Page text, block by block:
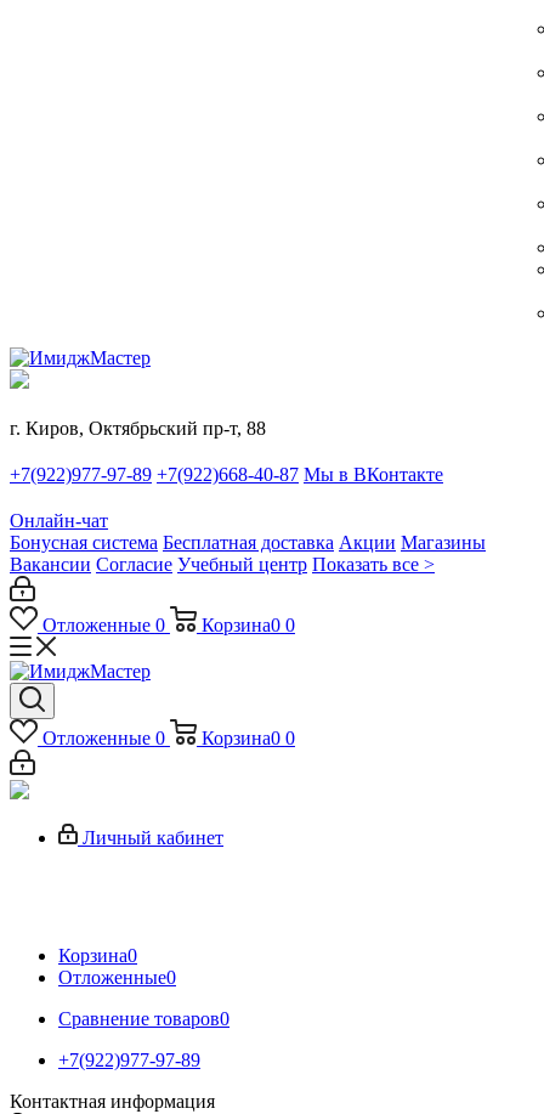
г. Киров, Октябрьский пр-т, 88
+7(922)977-97-89 +7(922)668-40-87 Мы в ВКонтакте
Онлайн-чат
Бонусная система Бесплатная доставка Акции Магазины
Вакансии Согласие Учебный центр Показать все >
Отложенные 0 Корзина0 0
Отложенные 0 Корзина0 0
Личный кабинет
Корзина0
Отложенные0
Сравнение товаров0
+7(922)977-97-89
Контактная информация